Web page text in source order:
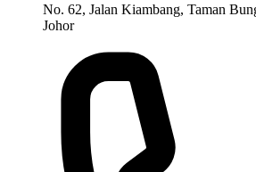
No. 62, Jalan Kiambang, Taman
Johor